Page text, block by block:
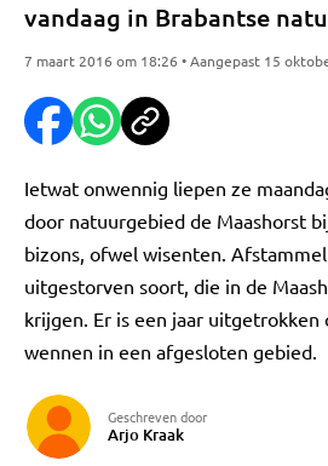
vandaag in Brabantse
7 maart 2016 om 18:26 • Aangepast 15
Ietwat onwennig liepen ze
door natuurgebied de Maashorst
bizons, ofwel wisenten.
uitgestorven soort, die in de
krijgen. Er is een jaar
wennen in een afgesloten gebied.
Geschreven door
Arjo Kraak